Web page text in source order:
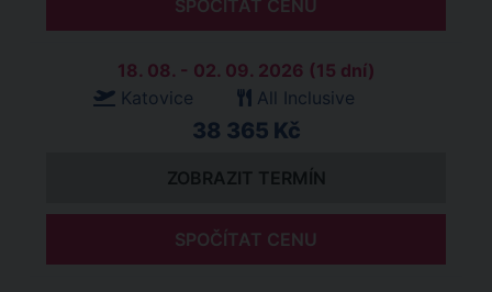
SPOČÍTAT CENU
18. 08. - 02. 09. 2026 (15 dní)
Katovice
All Inclusive
38 365 Kč
ZOBRAZIT TERMÍN
SPOČÍTAT CENU